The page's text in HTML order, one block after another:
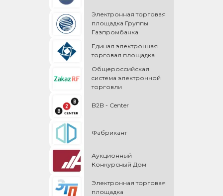
Электронная торговая
площадка Группы
Газпромбанка
Единая электронная
торговая площадка
Общероссийская
cистема электронной
торговли
B2B - Center
Фабрикант
Аукционный
Конкурсный Дом
Электронная торговая
площадка